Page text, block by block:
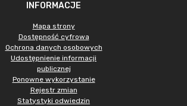
INFORMACJE
Mapa strony
Dostępność cyfrowa
Ochrona danych osobowych
Udostępnienie informacji
publicznej
Ponowne wykorzystanie
Rejestr zmian
Statystyki odwiedzin